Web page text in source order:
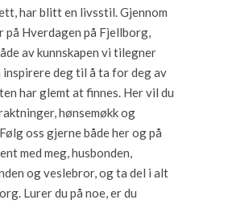
har blitt en livsstil. Gjennom
på Hverdagen på Fjellborg,
av kunnskapen vi tilegner
inspirere deg til å ta for deg av
har glemt at finnes. Her vil du
hønsemøkk og
oss gjerne både her og på
med meg, husbonden,
og veslebror, og ta del i alt
Lurer du på noe, er du